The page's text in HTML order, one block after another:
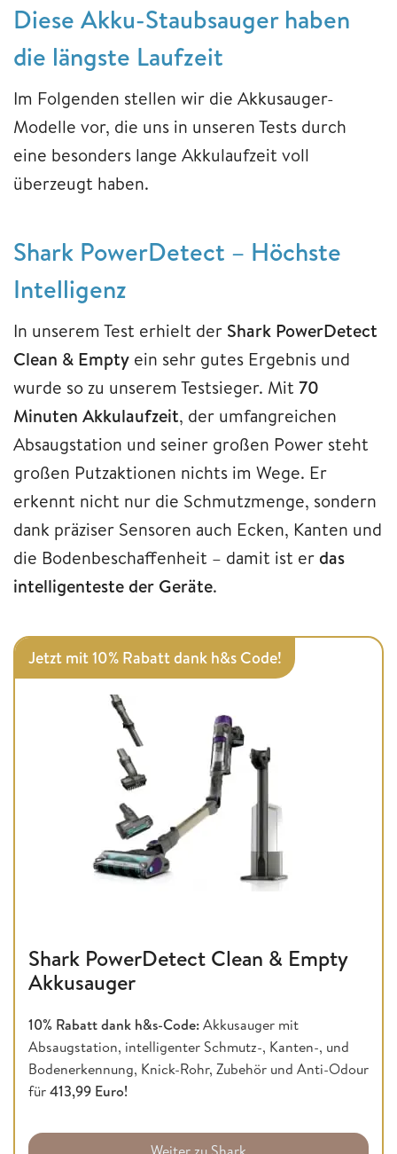
Diese Akku-Staubsauger haben
die längste Laufzeit
Im Folgenden stellen wir die Akkusauger-
Modelle vor, die uns in unseren Tests durch
eine besonders lange Akkulaufzeit voll
überzeugt haben.
Shark PowerDetect – Höchste
Intelligenz
In unserem Test erhielt der Shark PowerDetect
Clean & Empty ein sehr gutes Ergebnis und
wurde so zu unserem Testsieger. Mit 70
Minuten Akkulaufzeit, der umfangreichen
Absaugstation und seiner großen Power steht
großen Putzaktionen nichts im Wege. Er
erkennt nicht nur die Schmutzmenge, sondern
dank präziser Sensoren auch Ecken, Kanten und
die Bodenbeschaffenheit – damit ist er das
intelligenteste der Geräte.
Jetzt mit 10% Rabatt dank h&s Code!
Shark PowerDetect Clean & Empty
Akkusauger
10% Rabatt dank h&s-Code:Akkusauger mit
Absaugstation, intelligenter Schmutz-, Kanten-, und
Bodenerkennung, Knick-Rohr, Zubehör und Anti-Odour
für413,99 Euro!